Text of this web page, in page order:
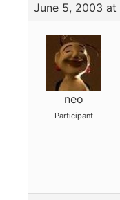
June 5, 2003 at
neo
Participant